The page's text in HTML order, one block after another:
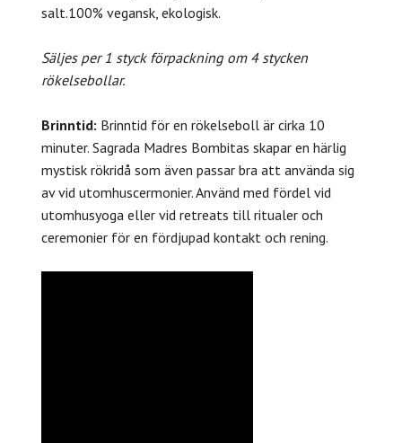
salt.100% vegansk, ekologisk.
Säljes per 1 styck förpackning om 4 stycken
rökelsebollar.
Brinntid: Brinntid för en rökelseboll är cirka 10
minuter. Sagrada Madres Bombitas skapar en härlig
mystisk rökridå som även passar bra att använda sig
av vid utomhuscermonier. Använd med fördel vid
utomhusyoga eller vid retreats till ritualer och
ceremonier för en fördjupad kontakt och rening.